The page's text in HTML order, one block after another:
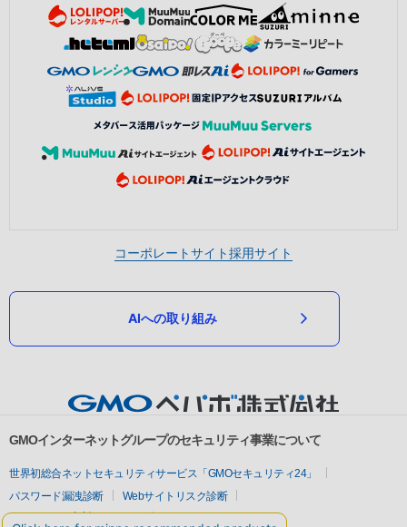
コーポレートサイト採用サイト
AIへの取り組み
GMOインターネットグループのセキュリティ事業について
世界初総合ネットセキュリティサービス「GMOセキュリティ24」
パスワード漏洩診断
Webサイトリスク診断
セキュリティ相談AIチャットボット